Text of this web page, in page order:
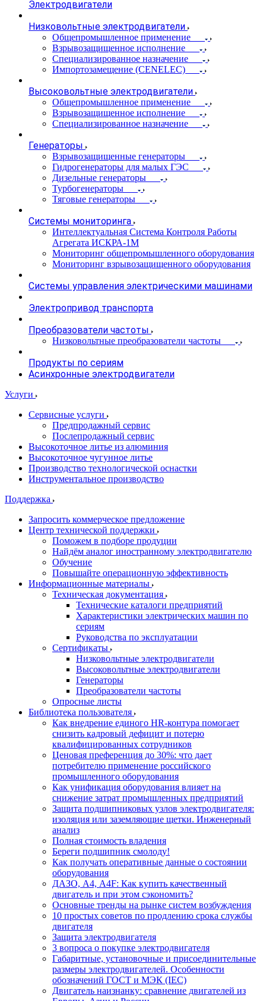
Электродвигатели
Низковольтные электродвигатели
Общепромышленное применение
Взрывозащищенное исполнение
Специализированное назначение
Импортозамещение (CENELEC)
Высоковольтные электродвигатели
Общепромышленное применение
Взрывозащищенное исполнение
Специализированное назначение
Генераторы
Взрывозащищенные генераторы
Гидрогенераторы для малых ГЭС
Дизельные генераторы
Турбогенераторы
Тяговые генераторы
Системы мониторинга
Интеллектуальная Система Контроля Работы
Агрегата ИСКРА-1М
Мониторинг общепромышленного оборудования
Мониторинг взрывозащищенного оборудования
Системы управления электрическими машинами
Электропривод транспорта
Преобразователи частоты
Низковольтные преобразователи частоты
Продукты по сериям
Асинхронные электродвигатели
Услуги
Сервисные услуги
Предпродажный сервис
Послепродажный сервис
Высокоточное литье из алюминия
Высокоточное чугунное литье
Производство технологической оснастки
Инструментальное производство
Поддержка
Запросить коммерческое предложение
Центр технической поддержки
Поможем в подборе продуции
Найдём аналог иностранному электродвигателю
Обучение
Повышайте операционную эффективность
Информационные материалы
Техническая документация
Технические каталоги предприятий
Характеристики электрических машин по
сериям
Руководства по эксплуатации
Сертификаты
Низковольтные электродвигатели
Высоковольтные электродвигатели
Генераторы
Преобразователи частоты
Опросные листы
Библиотека пользователя
Как внедрение единого HR-контура помогает
снизить кадровый дефицит и потерю
квалифицированных сотрудников
Ценовая преференция до 30%: что дает
потребителю применение российского
промышленного оборудования
Как унификация оборудования влияет на
снижение затрат промышленных предприятий
Защита подшипниковых узлов электродвигателя:
изоляция или заземляющие щетки. Инженерный
анализ
Полная стоимость владения
Береги подшипник смолоду!
Как получать оперативные данные о состоянии
оборудования
ДАЗО, А4, А4F: Как купить качественный
двигатель и при этом сэкономить?
Основные тренды на рынке систем возбуждения
10 простых советов по продлению срока службы
двигателя
Защита электродвигателя
3 вопроса о покупке электродвигателя
Габаритные, установочные и присоединительные
размеры электродвигателей. Особенности
обозначений ГОСТ и МЭК (IEC)
Двигатель наизнанку: сравнение двигателей из